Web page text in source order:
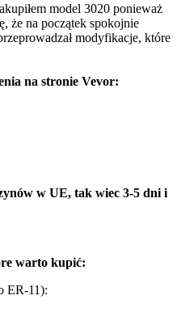
model 3020 ponieważ
że na początek spokojnie
modyfikacje, które
na stronie Vevor:
w UE, tak wiec 3-5 dni i
warto kupić:
ER-11):